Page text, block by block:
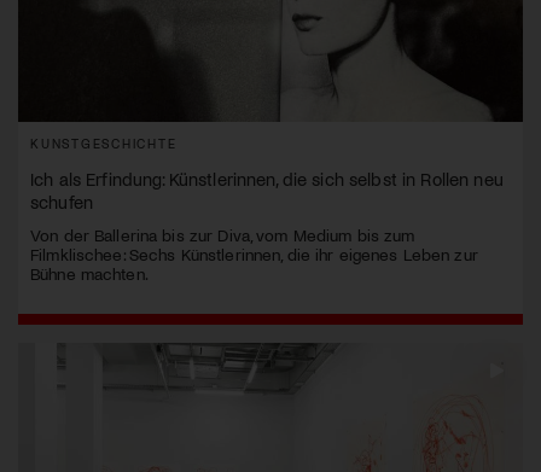
KUNSTGESCHICHTE
Ich als Erfindung: Künstlerinnen, die sich selbst in Rollen neu
schufen
Von der Ballerina bis zur Diva, vom Medium bis zum
Filmklischee: Sechs Künstlerinnen, die ihr eigenes Leben zur
Bühne machten.